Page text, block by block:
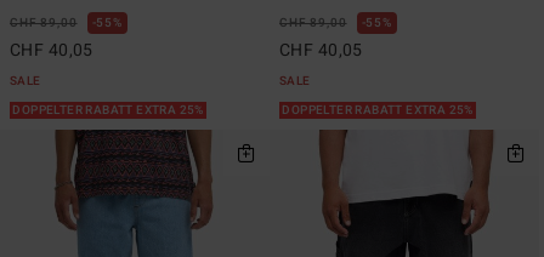
CHF 89,00 55%
CHF 40,05
SALE
DOPPELTER RABATT EXTRA 25%
CHF 89,00 55%
CHF 40,05
SALE
DOPPELTER RABATT EXTRA 25%